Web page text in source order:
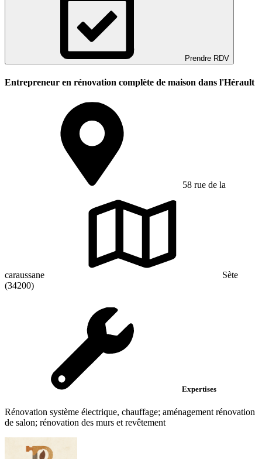
Prendre RDV
Entrepreneur en rénovation complète de maison dans l'Hérault
58 rue de la
caraussane
Sète
(34200)
Expertises
Rénovation système électrique, chauffage; aménagement rénovation
de salon; rénovation des murs et revêtement